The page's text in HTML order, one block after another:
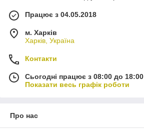
Працює з 04.05.2018
м. Харків
Харків, Україна
Контакти
Сьогодні працює з 08:00 до 18:00
Показати весь графік роботи
Про нас